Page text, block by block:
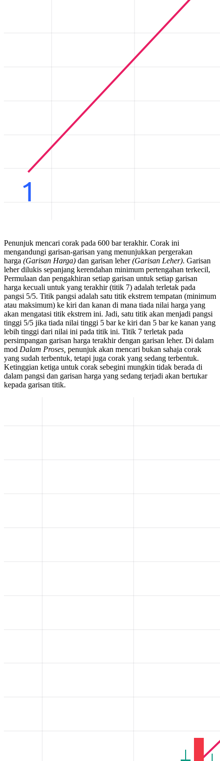
Penunjuk mencari corak pada 600 bar terakhir. Corak ini
mengandungi garisan-garisan yang menunjukkan pergerakan
harga (Garisan Harga) dan garisan leher(Garisan Leher). Garisan
leher dilukis sepanjang kerendahan minimum pertengahan terkecil,
Permulaan dan pengakhiran setiap garisan untuk setiap garisan
harga kecuali untuk yang terakhir (titik 7) adalah terletak pada
pangsi 5/5. Titik pangsi adalah satu titik ekstrem tempatan (minimum
atau maksimum) ke kiri dan kanan di mana tiada nilai harga yang
akan mengatasi titik ekstrem ini. Jadi, satu titik akan menjadi pangsi
tinggi 5/5 jika tiada nilai tinggi 5 bar ke kiri dan 5 bar ke kanan yang
lebih tinggi dari nilai ini pada titik ini. Titik 7 terletak pada
persimpangan garisan harga terakhir dengan garisan leher. Di dalam
mod Dalam Proses, penunjuk akan mencari bukan sahaja corak
yang sudah terbentuk, tetapi juga corak yang sedang terbentuk.
Ketinggian ketiga untuk corak sebegini mungkin tidak berada di
dalam pangsi dan garisan harga yang sedang terjadi akan bertukar
kepada garisan titik.